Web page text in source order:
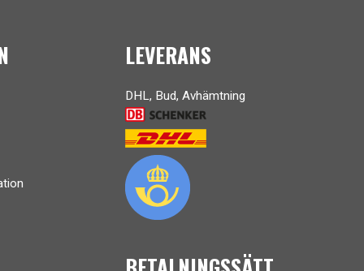
LEVERANS
DHL, Bud, Avhämtning